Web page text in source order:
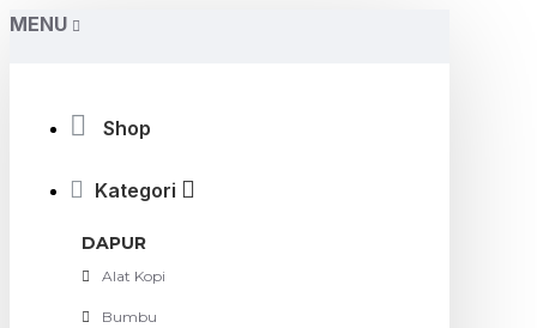
MENU
Shop
Kategori
DAPUR
Alat Kopi
Bumbu